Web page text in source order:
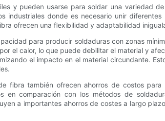
y pueden usarse para soldar una variedad
industriales donde es necesario unir
ofrecen una flexibilidad y adaptabilidad
para producir soldaduras con zonas
el calor, lo que puede debilitar el material y
el impacto en el material circundante.
también ofrecen ahorros de costos para
en comparación con los métodos de
a importantes ahorros de costes a largo